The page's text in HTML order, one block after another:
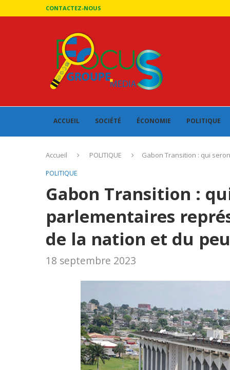
CONTACTEZ-NOUS
ACCUEIL SOCIÉTÉ ÉCONOMIE POLITIQUE
Accueil POLITIQUE Gabon Transition : qui
POLITIQUE
Gabon Transition :
parlementaires
de la nation et du
18 septembre 2023